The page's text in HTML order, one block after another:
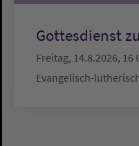
Gottesdienst
Freitag, 14.8.2026, 16
Evangelisch-